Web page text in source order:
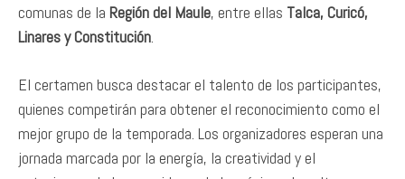
comunas de la Región del Maule, entre ellas Talca, Curicó,
Linares y Constitución
El certamen busca destacar el talento de los participantes,
quienes competirán para obtener el reconocimiento como el
mejor grupo de la temporada. Los organizadores esperan una
jornada marcada por la energía, la creatividad y el